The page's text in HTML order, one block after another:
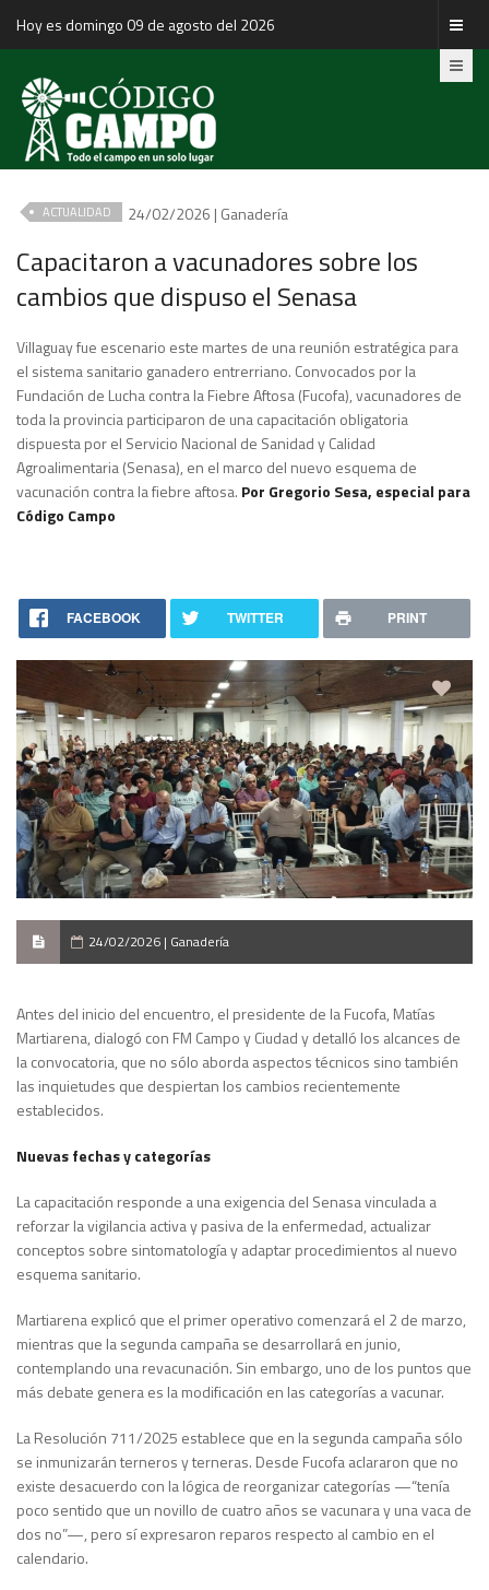
Hoy es domingo 09 de agosto del 2026
ACTUALIDAD 24/02/2026 | Ganadería
Capacitaron a vacunadores sobre los
cambios que dispuso el Senasa
Villaguay fue escenario este martes de una reunión estratégica para
el sistema sanitario ganadero entrerriano. Convocados por la
Fundación de Lucha contra la Fiebre Aftosa (Fucofa), vacunadores de
toda la provincia participaron de una capacitación obligatoria
dispuesta por el Servicio Nacional de Sanidad y Calidad
Agroalimentaria (Senasa), en el marco del nuevo esquema de
vacunación contra la fiebre aftosa. Por Gregorio Sesa, especial para
Código Campo
FACEBOOK TWITTER PRINT
24/02/2026 | Ganadería
Antes del inicio del encuentro, el presidente de la Fucofa, Matías
Martiarena, dialogó con FM Campo y Ciudad y detalló los alcances de
la convocatoria, que no sólo aborda aspectos técnicos sino también
las inquietudes que despiertan los cambios recientemente
establecidos.
Nuevas fechas y categorías
La capacitación responde a una exigencia del Senasa vinculada a
reforzar la vigilancia activa y pasiva de la enfermedad, actualizar
conceptos sobre sintomatología y adaptar procedimientos al nuevo
esquema sanitario.
Martiarena explicó que el primer operativo comenzará el 2 de marzo,
mientras que la segunda campaña se desarrollará en junio,
contemplando una revacunación. Sin embargo, uno de los puntos que
más debate genera es la modificación en las categorías a vacunar.
La Resolución 711/2025 establece que en la segunda campaña sólo
se inmunizarán terneros y terneras. Desde Fucofa aclararon que no
existe desacuerdo con la lógica de reorganizar categorías —“tenía
poco sentido que un novillo de cuatro años se vacunara y una vaca de
dos no”—, pero sí expresaron reparos respecto al cambio en el
calendario.